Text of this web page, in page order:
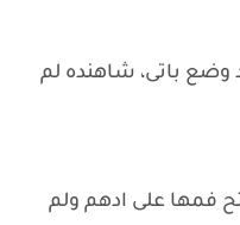
باتى، شاهنده لم
فمها على ادهم ولم